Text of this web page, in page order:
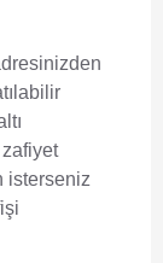
isterseniz